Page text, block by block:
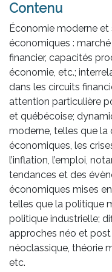
Contenu
Économie moderne et
économiques :
financier, capacités
économie, etc.;
dans les circuits
attention particulière
et québécoise;
moderne, telles que la
économiques, les
l’inflation, l’emploi,
tendances et des
économiques mises
telles que la politique
politique industrielle;
approches néo et
néoclassique, théorie
etc.